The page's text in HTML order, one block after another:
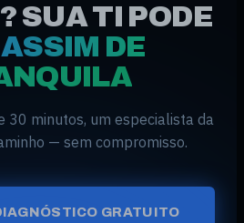
SUA TI PODE
ASSIM DE
30 minutos, um especialista da
— sem compromisso.
GRATUITO